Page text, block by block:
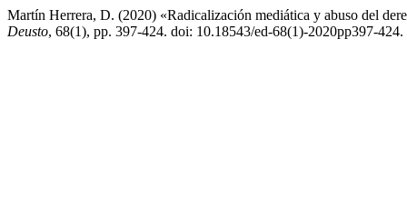
Martín Herrera, D. (2020) «Radicalización mediática y abuso del
Deusto, 68(1), pp. 397-424. doi: 10.18543/ed-68(1)-2020pp397-424.